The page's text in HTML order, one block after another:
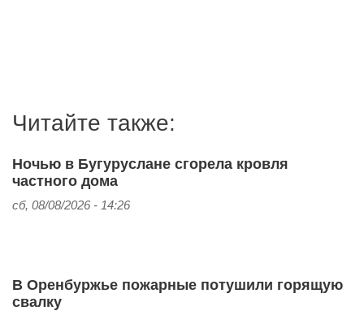
Читайте также:
Ночью в Бугуруслане сгорела кровля
частного дома
сб, 08/08/2026 - 14:26
В Оренбуржье пожарные потушили горящую
свалку